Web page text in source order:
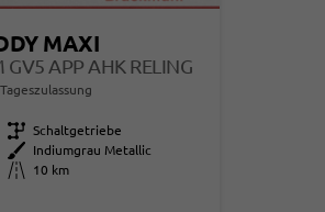
MAXI
GV5 APP AHK RELING
Getriebe Schaltgetriebe
Außenfarbe
Indiumgrau Metallic
Kilometerstand
10 km